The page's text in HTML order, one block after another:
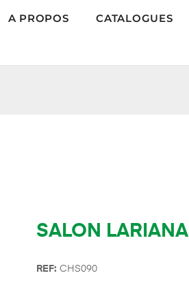
A PROPOS CATALOGUES
SALON LARIANA
REF: CHS090